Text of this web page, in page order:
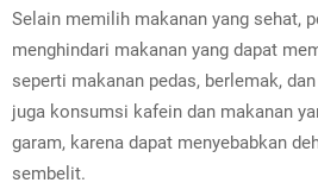
Selain memilih makanan yang sehat,
menghindari makanan yang dapat
seperti makanan pedas, berlemak,
juga konsumsi kafein dan makanan
garam, karena dapat menyebabkan
sembelit.